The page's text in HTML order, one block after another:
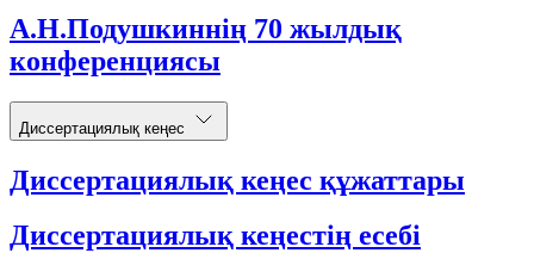
А.Н.Подушкиннің 70 жылдық
конференциясы
Диссертациялық кеңес
Диссертациялық кеңес құжаттары
Диссертациялық кеңестің есебі